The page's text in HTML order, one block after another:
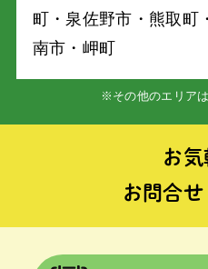
町・泉佐野市・熊取町
南市・岬町
※その他のエリア
お気
お問合